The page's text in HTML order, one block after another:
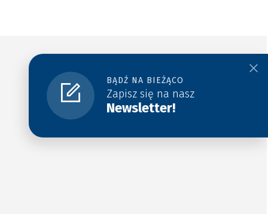
BĄDŹ NA BIEŻĄCO
Zapisz się na nasz
Newsletter!